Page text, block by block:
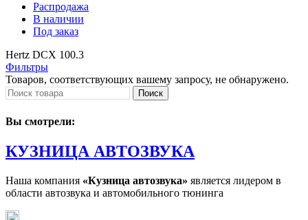
Распродажа
В наличии
Под заказ
Hertz DCX 100.3
Фильтры
Товаров, соответствующих вашему запросу, не обнаружено.
Поиск
Вы смотрели:
КУЗНИЦА АВТОЗВУКА
Наша компания «Кузница автозвука» является лидером в
области автозвука и автомобильного тюнинга